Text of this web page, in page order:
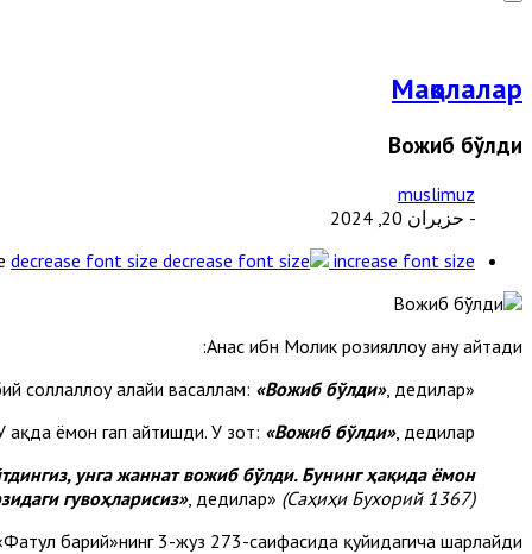
Мақолалар
Вожиб бўлди
muslimuz
- حزيران 20, 2024
decrease font size increase font size
Анас ибн Молик розияллоҳу анҳу айтади:
«Бир жанозани олиб ўтишди. У ҳақда яхши гап айтишди. Набий соллаллоҳу алайҳи васаллам:
«Вожиб бўлди», дедилар.
ёмон гап айтишди. У зот: «Вожиб бўлди», дедилар.
унга жаннат вожиб бўлди. Бунинг ҳақида ёмон
гувоҳларисиз», дедилар» (Саҳиҳи Бухорий 1367)
барий»нинг 3-жуз 273-саҳифасида қуйидагича шарҳлайди: